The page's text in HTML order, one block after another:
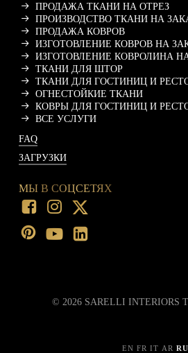
ПРОДАЖА ТКАНИ НА ОТРЕЗ
ПРОИЗВОДСТВО ТКАНИ НА
ПРОДАЖА КОВРОВ
ИЗГОТОВЛЕНИЕ КОВРОВ НА
ИЗГОТОВЛЕНИЕ КОВРОЛИНА
ТКАНИ ДЛЯ ШТОР
ТКАНИ ДЛЯ ГОСТИНИЦ И
ОГНЕСТОЙКИЕ ТКАНИ
КОВРЫ ДЛЯ ГОСТИНИЦ И
ВСЕ УСЛУГИ
FAQ
ЗАГРУЗКИ
МЫ В СОЦСЕТЯХ
© 2026SARELLI INTERIORS
EN FR IT AR RU